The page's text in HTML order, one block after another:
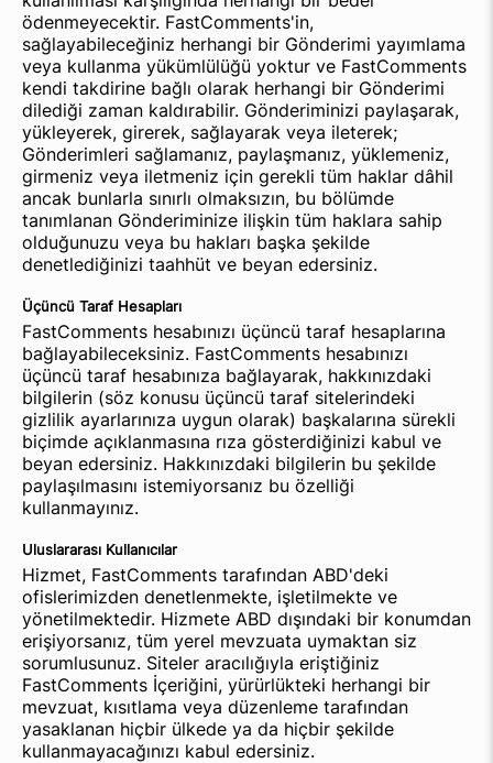
ödenmeyecektir. FastComments'in,
sağlayabileceğiniz herhangi bir Gönderimi yayımlama
veya kullanma yükümlülüğü yoktur ve FastComments
kendi takdirine bağlı olarak herhangi bir Gönderimi
dilediği zaman kaldırabilir. Gönderiminizi paylaşarak,
yükleyerek, girerek, sağlayarak veya ileterek;
Gönderimleri sağlamanız, paylaşmanız, yüklemeniz,
girmeniz veya iletmeniz için gerekli tüm haklar dâhil
ancak bunlarla sınırlı olmaksızın, bu bölümde
tanımlanan Gönderiminize ilişkin tüm haklara sahip
olduğunuzu veya bu hakları başka şekilde
denetlediğinizi taahhüt ve beyan edersiniz.
Üçüncü Taraf Hesapları
FastComments hesabınızı üçüncü taraf hesaplarına
bağlayabileceksiniz. FastComments hesabınızı
üçüncü taraf hesabınıza bağlayarak, hakkınızdaki
bilgilerin (söz konusu üçüncü taraf sitelerindeki
gizlilik ayarlarınıza uygun olarak) başkalarına sürekli
biçimde açıklanmasına rıza gösterdiğinizi kabul ve
beyan edersiniz. Hakkınızdaki bilgilerin bu şekilde
paylaşılmasını istemiyorsanız bu özelliği
kullanmayınız.
Uluslararası Kullanıcılar
Hizmet, FastComments tarafından ABD'deki
ofislerimizden denetlenmekte, işletilmekte ve
yönetilmektedir. Hizmete ABD dışındaki bir konumdan
erişiyorsanız, tüm yerel mevzuata uymaktan siz
sorumlusunuz. Siteler aracılığıyla eriştiğiniz
FastComments İçeriğini, yürürlükteki herhangi bir
mevzuat, kısıtlama veya düzenleme tarafından
yasaklanan hiçbir ülkede ya da hiçbir şekilde
kullanmayacağınızı kabul edersiniz.